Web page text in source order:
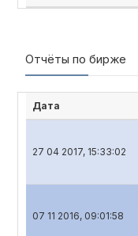
Отчёты по бирже
Дата
27 04 2017, 15:33:02
07 11 2016, 09:01:58